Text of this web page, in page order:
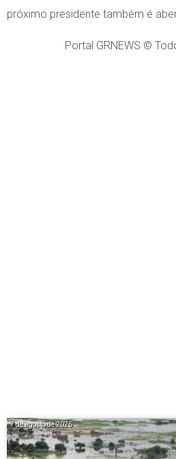
próximo presidente também é
Portal GRNEWS ©
7 de agosto de 2026